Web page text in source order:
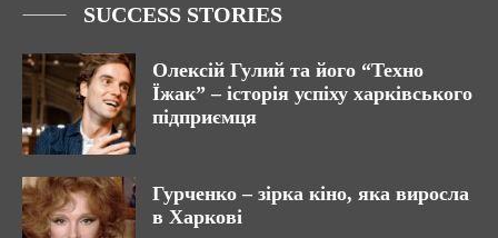
SUCCESS STORIES
Олексій Гулий та його “Техно
Їжак” – історія успіху харківського
підприємця
Гурченко – зірка кіно, яка виросла
в Харкові